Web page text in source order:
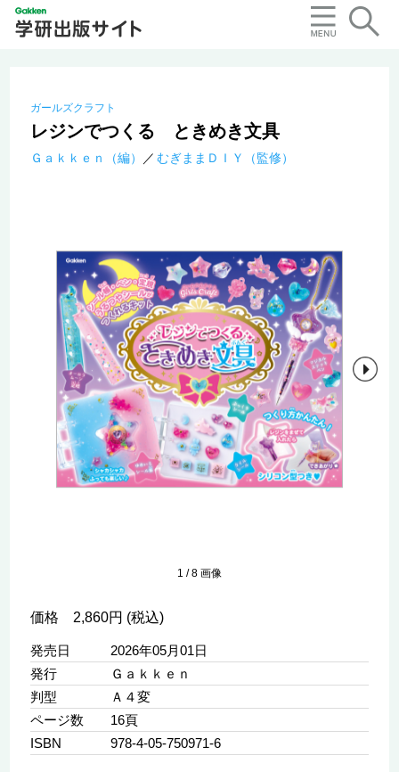
ガールズクラフト
レジンでつくる ときめき文具
Ｇａｋｋｅｎ（編） むぎままＤＩＹ（監修）
1 /8画像
価格 2,860円 (税込)
発売日
2026年05月01日
発行
Ｇａｋｋｅｎ
判型
Ａ４変
ページ数
16頁
ISBN
978-4-05-750971-6